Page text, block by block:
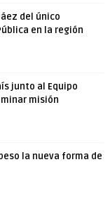
del único
en la región
junto al Equipo
misión
la nueva forma de